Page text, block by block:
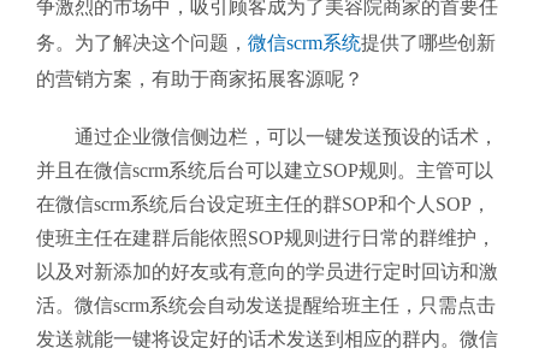
争激烈的市场中，吸引顾客成为了美容院商家的首要任
务。为了解决这个问题， 微信scrm系统提供了哪些创新
的营销方案，有助于商家拓展客源呢？
通过企业微信侧边栏，可以一键发送预设的话术，
并且在微信scrm系统后台可以建立SOP规则。主管可以
在微信scrm系统后台设定班主任的群SOP和个人SOP，
使班主任在建群后能依照SOP规则进行日常的群维护，
以及对新添加的好友或有意向的学员进行定时回访和激
活。微信scrm系统会自动发送提醒给班主任，只需点击
发送就能一键将设定好的话术发送到相应的群内。微信